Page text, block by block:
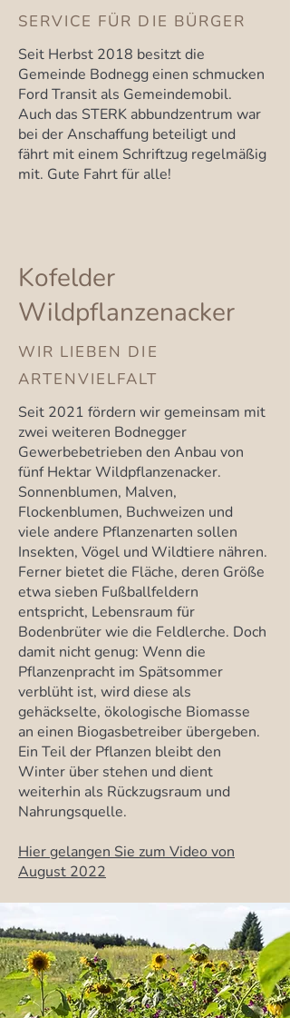
SERVICE FÜR DIE BÜRGER
Seit Herbst 2018 besitzt die
Gemeinde Bodnegg einen schmucken
Ford Transit als Gemeindemobil.
Auch das STERK abbundzentrum war
bei der Anschaffung beteiligt und
fährt mit einem Schriftzug regelmäßig
mit. Gute Fahrt für alle!
Kofelder
Wildpflanzenacker
WIR LIEBEN DIE
ARTENVIELFALT
Seit 2021 fördern wir gemeinsam mit
zwei weiteren Bodnegger
Gewerbebetrieben den Anbau von
fünf Hektar Wildpflanzenacker.
Sonnenblumen, Malven,
Flockenblumen, Buchweizen und
viele andere Pflanzenarten sollen
Insekten, Vögel und Wildtiere nähren.
Ferner bietet die Fläche, deren Größe
etwa sieben Fußballfeldern
entspricht, Lebensraum für
Bodenbrüter wie die Feldlerche. Doch
damit nicht genug: Wenn die
Pflanzenpracht im Spätsommer
verblüht ist, wird diese als
gehäckselte, ökologische Biomasse
an einen Biogasbetreiber übergeben.
Ein Teil der Pflanzen bleibt den
Winter über stehen und dient
weiterhin als Rückzugsraum und
Nahrungsquelle.
Hier gelangen Sie zum Video von
August 2022